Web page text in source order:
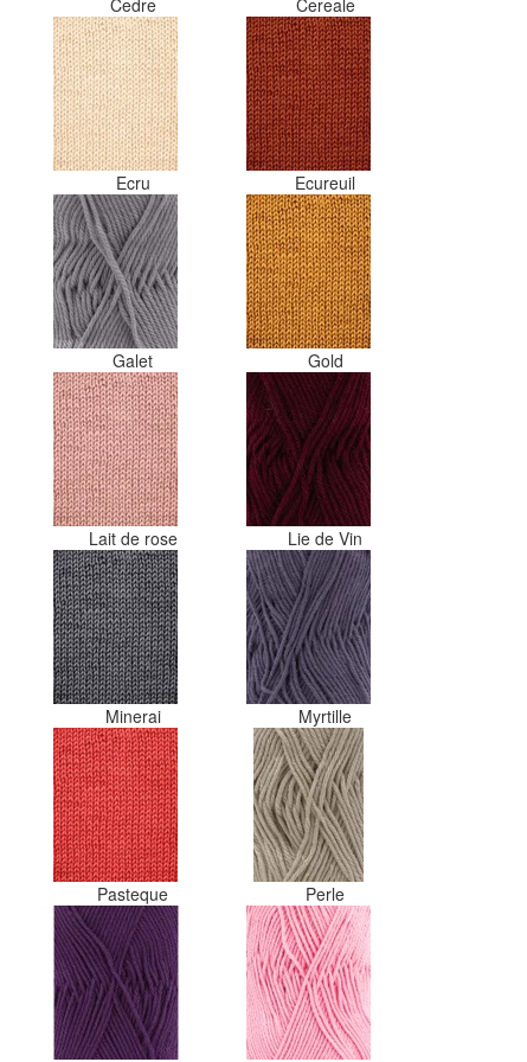
Cedre Cereale
Ecru Ecureuil
Galet Gold
Lait de rose Lie de Vin
Minerai Myrtille
Pasteque Perle